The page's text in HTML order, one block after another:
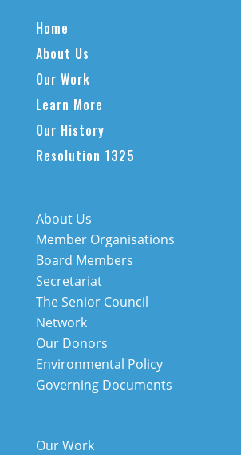
Home
About Us
Our Work
Learn More
Our History
Resolution 1325
About Us
Member Organisations
Board Members
Secretariat
The Senior Council
Network
Our Donors
Environmental Policy
Governing Documents
Our Work